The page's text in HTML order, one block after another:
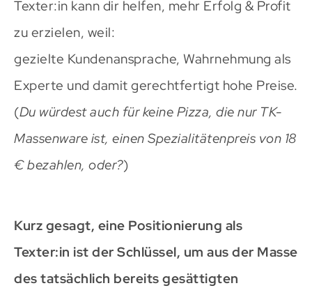
Texter:in kann dir helfen, mehr Erfolg & Profit
zu erzielen, weil:
gezielte Kundenansprache, Wahrnehmung als
Experte und damit gerechtfertigt hohe Preise.
(Du würdest auch für keine Pizza, die nur TK-
Massenware ist, einen Spezialitätenpreis von 18
€ bezahlen, oder?)
Kurz gesagt, eine Positionierung als
Texter:in ist der Schlüssel, um aus der Masse
des tatsächlich bereits gesättigten